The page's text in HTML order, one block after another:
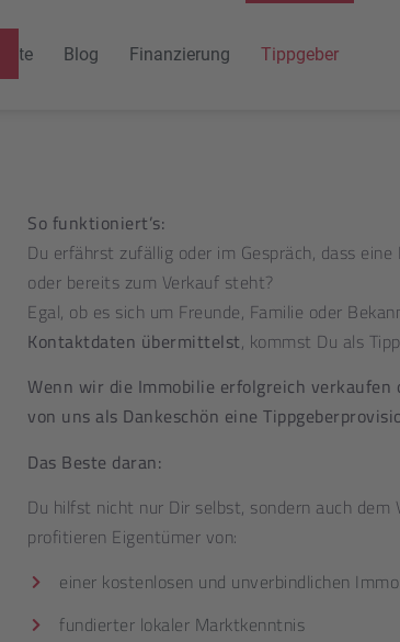
Blog Finanzierung Tippgeber
So funktioniert’s:
Du erfährst zufällig oder im Gespräch, dass
oder bereits zum Verkauf steht?
Egal, ob es sich um Freunde, Familie oder
Kontaktdaten übermittelst, kommst Du als
Wenn wir die Immobilie erfolgreich
von uns als Dankeschön eine
Das Beste daran:
Du hilfst nicht nur Dir selbst, sondern auch
profitieren Eigentümer von:
einer kostenlosen und unverbindlichen
fundierter lokaler Marktkenntnis